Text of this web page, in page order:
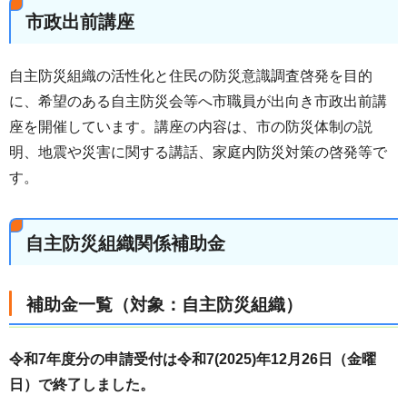
市政出前講座
自主防災組織の活性化と住民の防災意識調査啓発を目的
に、希望のある自主防災会等へ市職員が出向き市政出前講
座を開催しています。講座の内容は、市の防災体制の説
明、地震や災害に関する講話、家庭内防災対策の啓発等で
す。
自主防災組織関係補助金
補助金一覧 （対象：自主防災組織）
令和7年度分の申請受付は令和7(2025)年12月26日（金曜
日）で終了しました。